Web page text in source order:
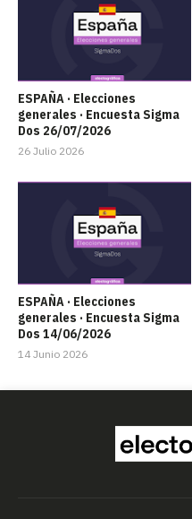
ESPAÑA · Elecciones
generales · Encuesta Sigma
Dos 26/07/2026
26 Julio 2026
ESPAÑA · Elecciones
generales · Encuesta Sigma
Dos 14/06/2026
14 Junio 2026